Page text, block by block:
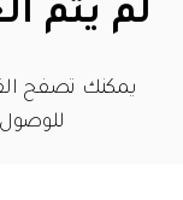
يمكنك تصفح